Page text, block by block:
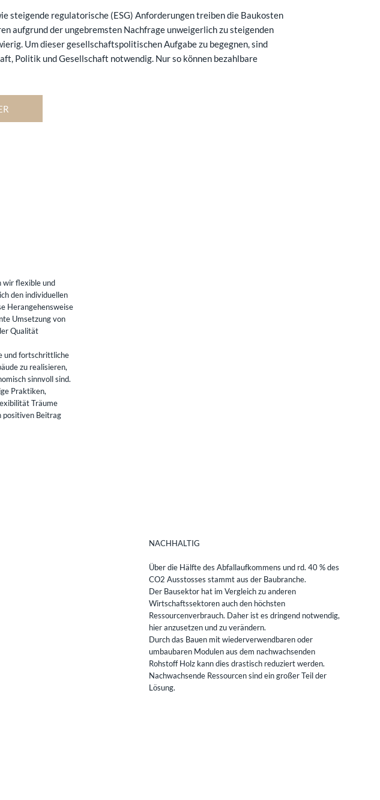
steigende regulatorische (ESG) Anforderungen treiben die Baukosten
aufgrund der ungebremsten Nachfrage unweigerlich zu steigenden
Um dieser gesellschaftspolitischen Aufgabe zu begegnen, sind
Politik und Gesellschaft notwendig. Nur so können bezahlbare
NACHHALTIG
Über die Hälfte des Abfallaufkommens und rd. 40 % des
CO2 Ausstosses stammt aus der Baubranche.
Der Bausektor hat im Vergleich zu anderen
Wirtschaftssektoren auch den höchsten
Ressourcenverbrauch. Daher ist es dringend notwendig,
hier anzusetzen und zu verändern.
Durch das Bauen mit wiederverwendbaren oder
umbaubaren Modulen aus dem nachwachsenden
Rohstoff Holz kann dies drastisch reduziert werden.
Nachwachsende Ressourcen sind ein großer Teil der
Lösung.
wir flexible und
den individuellen
Herangehensweise
Umsetzung von
Qualität
und fortschrittliche
zu realisieren,
sinnvoll sind.
Praktiken,
Träume
positiven Beitrag